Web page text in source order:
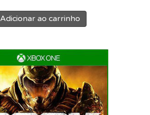
Adicionar ao carrinho